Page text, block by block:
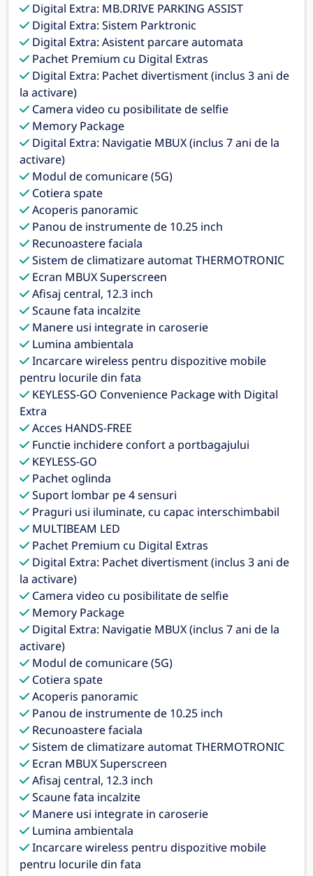
Digital Extra: MB.DRIVE PARKING ASSIST
Digital Extra: Sistem Parktronic
Digital Extra: Asistent parcare automata
Pachet Premium cu Digital Extras
Digital Extra: Pachet divertisment (inclus 3 ani de
la activare)
Camera video cu posibilitate de selfie
Memory Package
Digital Extra: Navigatie MBUX (inclus 7 ani de la
activare)
Modul de comunicare (5G)
Cotiera spate
Acoperis panoramic
Panou de instrumente de 10.25 inch
Recunoastere faciala
Sistem de climatizare automat THERMOTRONIC
Ecran MBUX Superscreen
Afisaj central, 12.3 inch
Scaune fata incalzite
Manere usi integrate in caroserie
Lumina ambientala
Incarcare wireless pentru dispozitive mobile
pentru locurile din fata
KEYLESS-GO Convenience Package with Digital
Extra
Acces HANDS-FREE
Functie inchidere confort a portbagajului
KEYLESS-GO
Pachet oglinda
Suport lombar pe 4 sensuri
Praguri usi iluminate, cu capac interschimbabil
MULTIBEAM LED
Pachet Premium cu Digital Extras
Digital Extra: Pachet divertisment (inclus 3 ani de
la activare)
Camera video cu posibilitate de selfie
Memory Package
Digital Extra: Navigatie MBUX (inclus 7 ani de la
activare)
Modul de comunicare (5G)
Cotiera spate
Acoperis panoramic
Panou de instrumente de 10.25 inch
Recunoastere faciala
Sistem de climatizare automat THERMOTRONIC
Ecran MBUX Superscreen
Afisaj central, 12.3 inch
Scaune fata incalzite
Manere usi integrate in caroserie
Lumina ambientala
Incarcare wireless pentru dispozitive mobile
pentru locurile din fata